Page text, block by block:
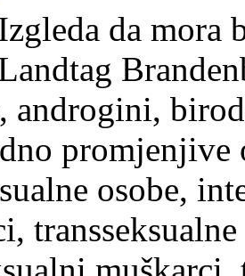
da mora
androgini,
osobe,